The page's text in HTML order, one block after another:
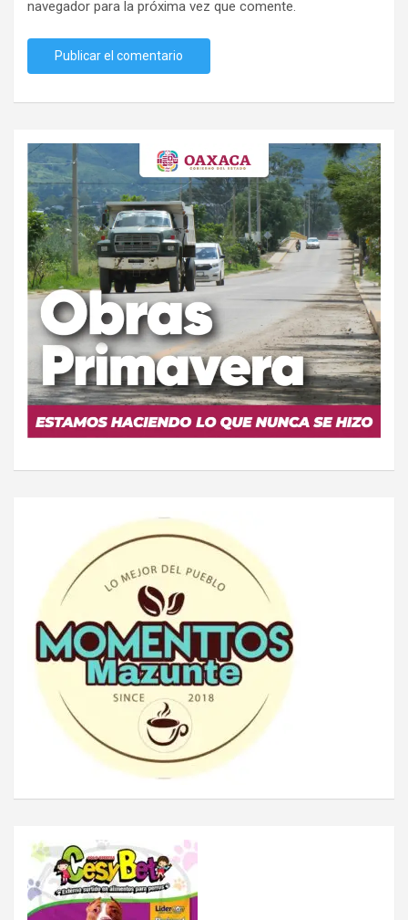
navegador para la próxima vez que comente.